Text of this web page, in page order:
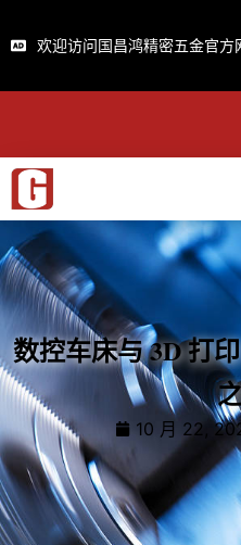
欢迎访问国昌鸿精密五金官方
数控车床与 3D 打
10 月 22,